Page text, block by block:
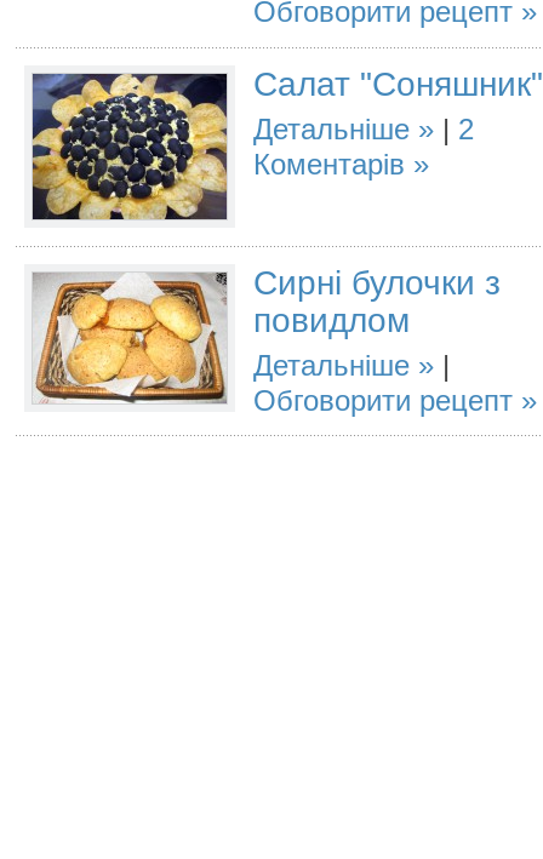
Обговорити рецепт
Салат "Соняшник"
Детальніше | 2
Коментарів
Сирні булочки з
повидлом
Детальніше
|
Обговорити рецепт